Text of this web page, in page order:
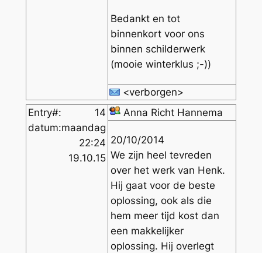
Bedankt en tot
binnenkort voor ons
binnen schilderwerk
(mooie winterklus ;-))
<verborgen>
Entry#:
14
datum:maandag
22:24
19.10.15
Anna Richt Hannema
20/10/2014
We zijn heel tevreden
over het werk van Henk.
Hij gaat voor de beste
oplossing, ook als die
hem meer tijd kost dan
een makkelijker
oplossing. Hij overlegt